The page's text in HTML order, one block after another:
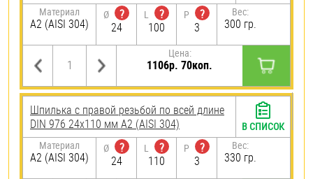
Материал
А2 (AISI 304)
Ø
?
24
L
?
100
P
?
3
Вес:
300 гр.
Цена:
1106р. 70коп.
Шпилька с правой резьбой по всей длине
DIN 976 24х110 мм А2 (AISI 304)
Материал
А2 (AISI 304)
Ø
?
24
L
?
110
P
?
3
Вес:
330 гр.
В СПИСОК